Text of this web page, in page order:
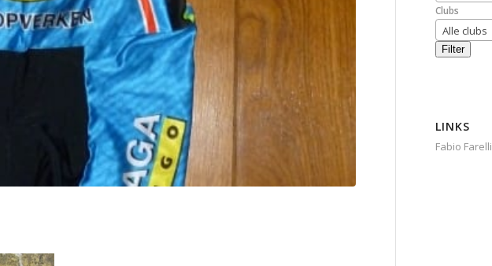
Clubs
Alle clubs
Filter
LINKS
Fabio Farelli